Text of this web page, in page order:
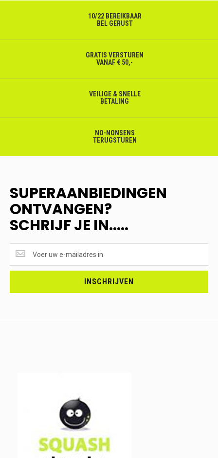
10/22 BEREIKBAAR
BEL GERUST
GRATIS VERSTUREN
VANAF € 50,-
VEILIGE & SNELLE
BETALING
NO-NONSENS
TERUGSTUREN
SUPERAANBIEDINGEN
ONTVANGEN?
SCHRIJF JE IN.....
ONTVANGEN?
<br>SCHRIJF
INSCHRIJVEN